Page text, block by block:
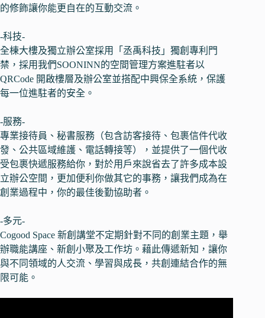
的修飾讓你能更自在的互動交流。
-科技-
全棟大樓及獨立辦公室採用「丞禹科技」獨創專利門
禁，採用我們SOONINN的空間管理方案進駐者以
QRCode 開啟樓層及辦公室並搭配中興保全系統，保護
每一位進駐者的安全。
-服務-
專業接待員、秘書服務（包含訪客接待、包裹信件代收
發、公共區域維護、電話轉接等），並提供了一個代收
受包裹快遞服務給你，對於用戶來說省去了許多成本設
立辦公空間，更加便利你做其它的事務，讓我們成為在
創業過程中，你的最佳後勤協助者。
-多元-
Cogood Space 新創講堂不定期針對不同的創業主題，舉
辦職能講座、新創小聚及工作坊。藉此傳遞新知，讓你
與不同領域的人交流、學習與成長，共創連結合作的無
限可能。